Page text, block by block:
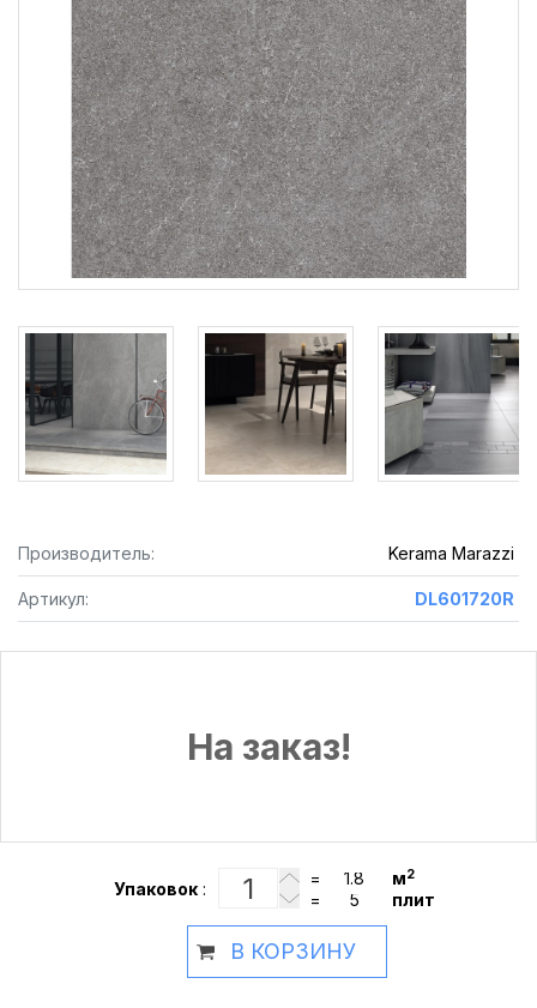
Производитель: Kerama Marazzi
Артикул: DL601720R
На заказ!
Упаковок :
= м2
= плит
В КОРЗИНУ